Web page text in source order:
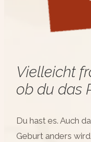
Vielleicht
ob du das
Du hast es. Auch
Geburt anders